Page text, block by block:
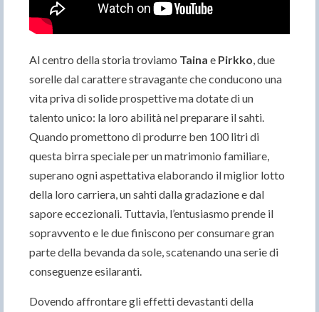
Al centro della storia troviamo Taina e Pirkko, due
sorelle dal carattere stravagante che conducono una
vita priva di solide prospettive ma dotate di un
talento unico: la loro abilità nel preparare il sahti.
Quando promettono di produrre ben 100 litri di
questa birra speciale per un matrimonio familiare,
superano ogni aspettativa elaborando il miglior lotto
della loro carriera, un sahti dalla gradazione e dal
sapore eccezionali. Tuttavia, l’entusiasmo prende il
sopravvento e le due finiscono per consumare gran
parte della bevanda da sole, scatenando una serie di
conseguenze esilaranti.
Dovendo affrontare gli effetti devastanti della